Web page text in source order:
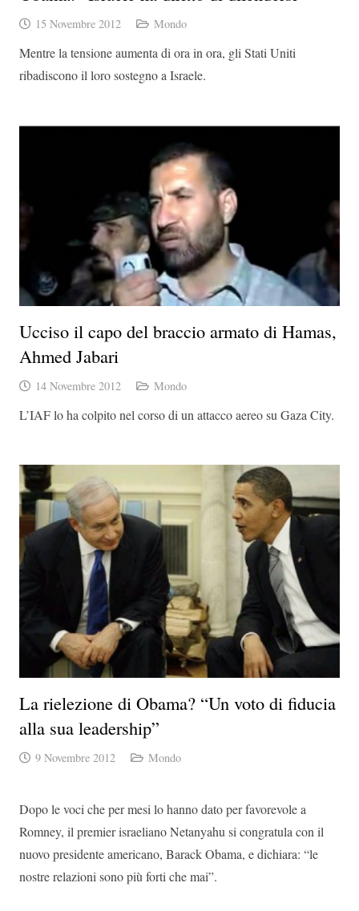
15 Novembre 2012 Mondo
Mentre la tensione aumenta di ora in ora, gli Stati Uniti
ribadiscono il loro sostegno a Israele.
Ucciso il capo del braccio armato di Hamas,
Ahmed Jabari
14 Novembre 2012 Mondo
L’IAF lo ha colpito nel corso di un attacco aereo su Gaza City.
La rielezione di Obama? “Un voto di fiducia
alla sua leadership”
9 Novembre 2012 Mondo
Dopo le voci che per mesi lo hanno dato per favorevole a
Romney, il premier israeliano Netanyahu si congratula con il
nuovo presidente americano, Barack Obama, e dichiara: “le
nostre relazioni sono più forti che mai”.